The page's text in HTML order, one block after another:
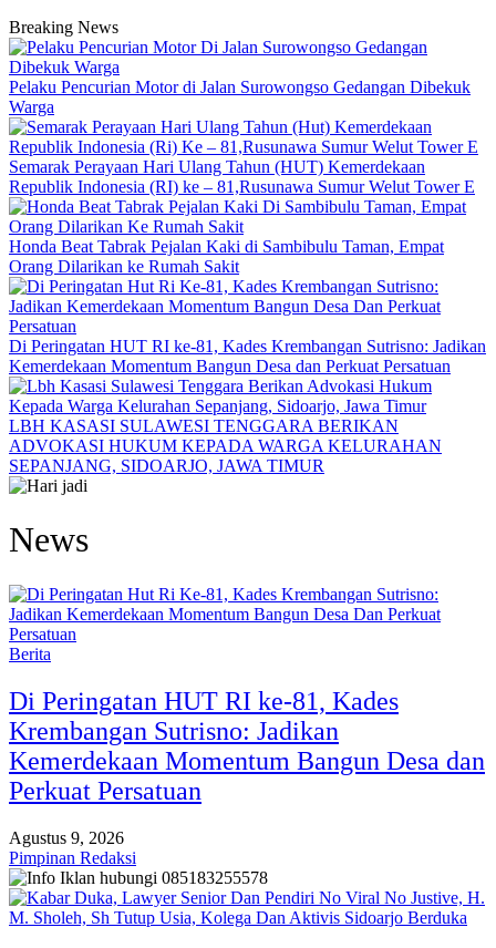
Breaking News
Pelaku Pencurian Motor di Jalan Surowongso Gedangan Dibekuk
Warga
Semarak Perayaan Hari Ulang Tahun (HUT) Kemerdekaan
Republik Indonesia (RI) ke – 81,Rusunawa Sumur Welut Tower E
Honda Beat Tabrak Pejalan Kaki di Sambibulu Taman, Empat
Orang Dilarikan ke Rumah Sakit
Di Peringatan HUT RI ke-81, Kades Krembangan Sutrisno: Jadikan
Kemerdekaan Momentum Bangun Desa dan Perkuat Persatuan
LBH KASASI SULAWESI TENGGARA BERIKAN
ADVOKASI HUKUM KEPADA WARGA KELURAHAN
SEPANJANG, SIDOARJO, JAWA TIMUR
News
Berita
Di Peringatan HUT RI ke-81, Kades
Krembangan Sutrisno: Jadikan
Kemerdekaan Momentum Bangun Desa dan
Perkuat Persatuan
Agustus 9, 2026
Pimpinan Redaksi